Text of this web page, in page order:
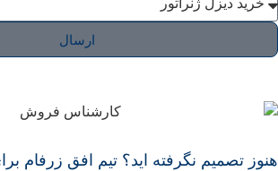
ارسال
هنوز تصمیم نگرفته اید؟ تیم افق زرفام